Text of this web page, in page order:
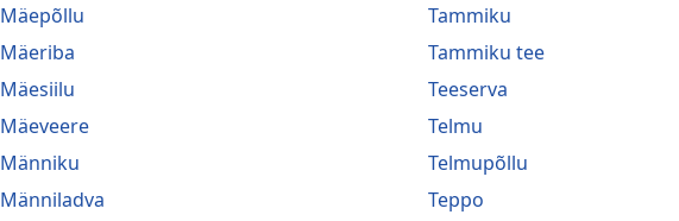
Mäepõllu
Mäeriba
Mäesiilu
Mäeveere
Männiku
Männiladva
Tammiku
Tammiku tee
Teeserva
Telmu
Telmupõllu
Teppo